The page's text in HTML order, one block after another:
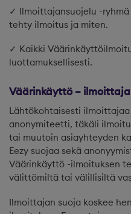
✓ Ilmoittajansuojelu -
tehty ilmoitus ja miten.
✓ Kaikki
luottamuksellisesti.
Väärinkäyttö –
Lähtökohtaisesti
anonymiteetti, täkäli
tai muutoin asiayhteyden
Eezy suojaa sekä
Väärinkäyttö -ilmoituksen
välittömiltä tai välillisiltä
Ilmoittajan suoja koskee